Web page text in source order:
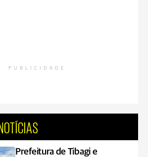
PUBLICIDADE
Prefeitura de Tibagi e